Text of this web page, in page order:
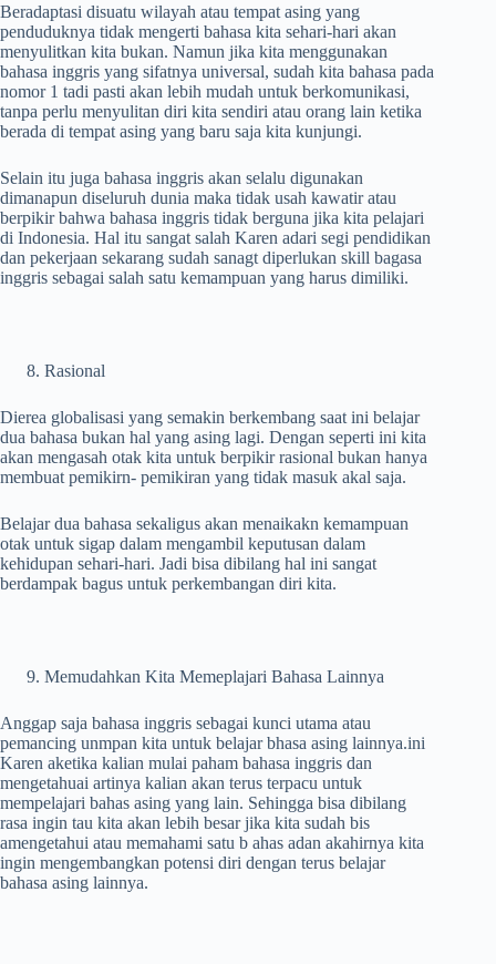
Beradaptasi disuatu wilayah atau tempat asing yang
penduduknya tidak mengerti bahasa kita sehari-hari akan
menyulitkan kita bukan. Namun jika kita menggunakan
bahasa inggris yang sifatnya universal, sudah kita bahasa pada
nomor 1 tadi pasti akan lebih mudah untuk berkomunikasi,
tanpa perlu menyulitan diri kita sendiri atau orang lain ketika
berada di tempat asing yang baru saja kita kunjungi.
Selain itu juga bahasa inggris akan selalu digunakan
dimanapun diseluruh dunia maka tidak usah kawatir atau
berpikir bahwa bahasa inggris tidak berguna jika kita pelajari
di Indonesia. Hal itu sangat salah Karen adari segi pendidikan
dan pekerjaan sekarang sudah sanagt diperlukan skill bagasa
inggris sebagai salah satu kemampuan yang harus dimiliki.
Rasional
Dierea globalisasi yang semakin berkembang saat ini belajar
dua bahasa bukan hal yang asing lagi. Dengan seperti ini kita
akan mengasah otak kita untuk berpikir rasional bukan hanya
membuat pemikirn- pemikiran yang tidak masuk akal saja.
Belajar dua bahasa sekaligus akan menaikakn kemampuan
otak untuk sigap dalam mengambil keputusan dalam
kehidupan sehari-hari. Jadi bisa dibilang hal ini sangat
berdampak bagus untuk perkembangan diri kita.
Memudahkan Kita Memeplajari Bahasa Lainnya
Anggap saja bahasa inggris sebagai kunci utama atau
pemancing unmpan kita untuk belajar bhasa asing lainnya.ini
Karen aketika kalian mulai paham bahasa inggris dan
mengetahuai artinya kalian akan terus terpacu untuk
mempelajari bahas asing yang lain. Sehingga bisa dibilang
rasa ingin tau kita akan lebih besar jika kita sudah bis
amengetahui atau memahami satu b ahas adan akahirnya kita
ingin mengembangkan potensi diri dengan terus belajar
bahasa asing lainnya.